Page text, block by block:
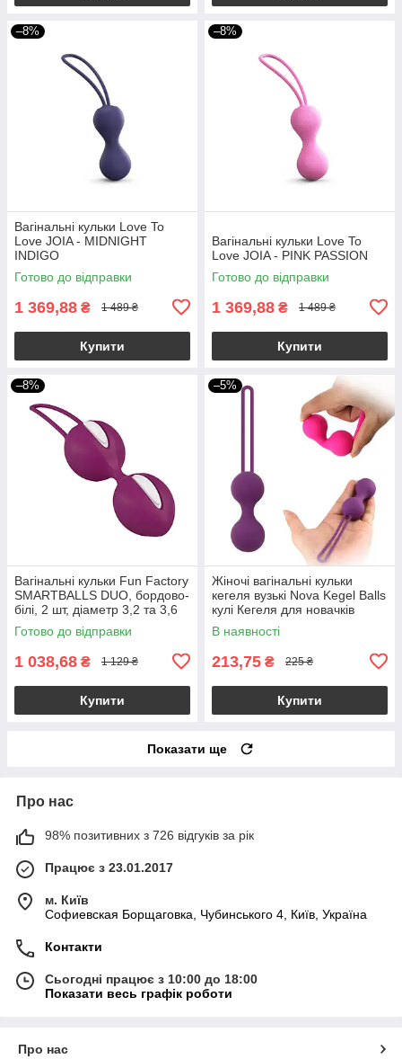
–8%
Вагінальні кульки Love To
Love JOIA - MIDNIGHT
INDIGO
Готово до відправки
1 369,88 ₴ 1 489 ₴
Купити
–8%
Вагінальні кульки Love To
Love JOIA - PINK PASSION
Готово до відправки
1 369,88 ₴ 1 489 ₴
Купити
–8%
Вагінальні кульки Fun Factory
SMARTBALLS DUO, бордово-
білі, 2 шт, діаметр 3,2 та 3,6
см
Готово до відправки
1 038,68 ₴ 1 129 ₴
Купити
–5%
Жіночі вагінальні кульки
кегеля вузькі Nova Kegel Balls
кулі Кегеля для новачків
В наявності
213,75 ₴ 225 ₴
Купити
Показати ще
Про нас
98% позитивних з 726 відгуків за рік
Працює з 23.01.2017
м. Київ
Софиевская Борщаговка, Чубинського 4, Київ, Україна
Контакти
Сьогодні працює з 10:00 до 18:00
Показати весь графік роботи
Про нас